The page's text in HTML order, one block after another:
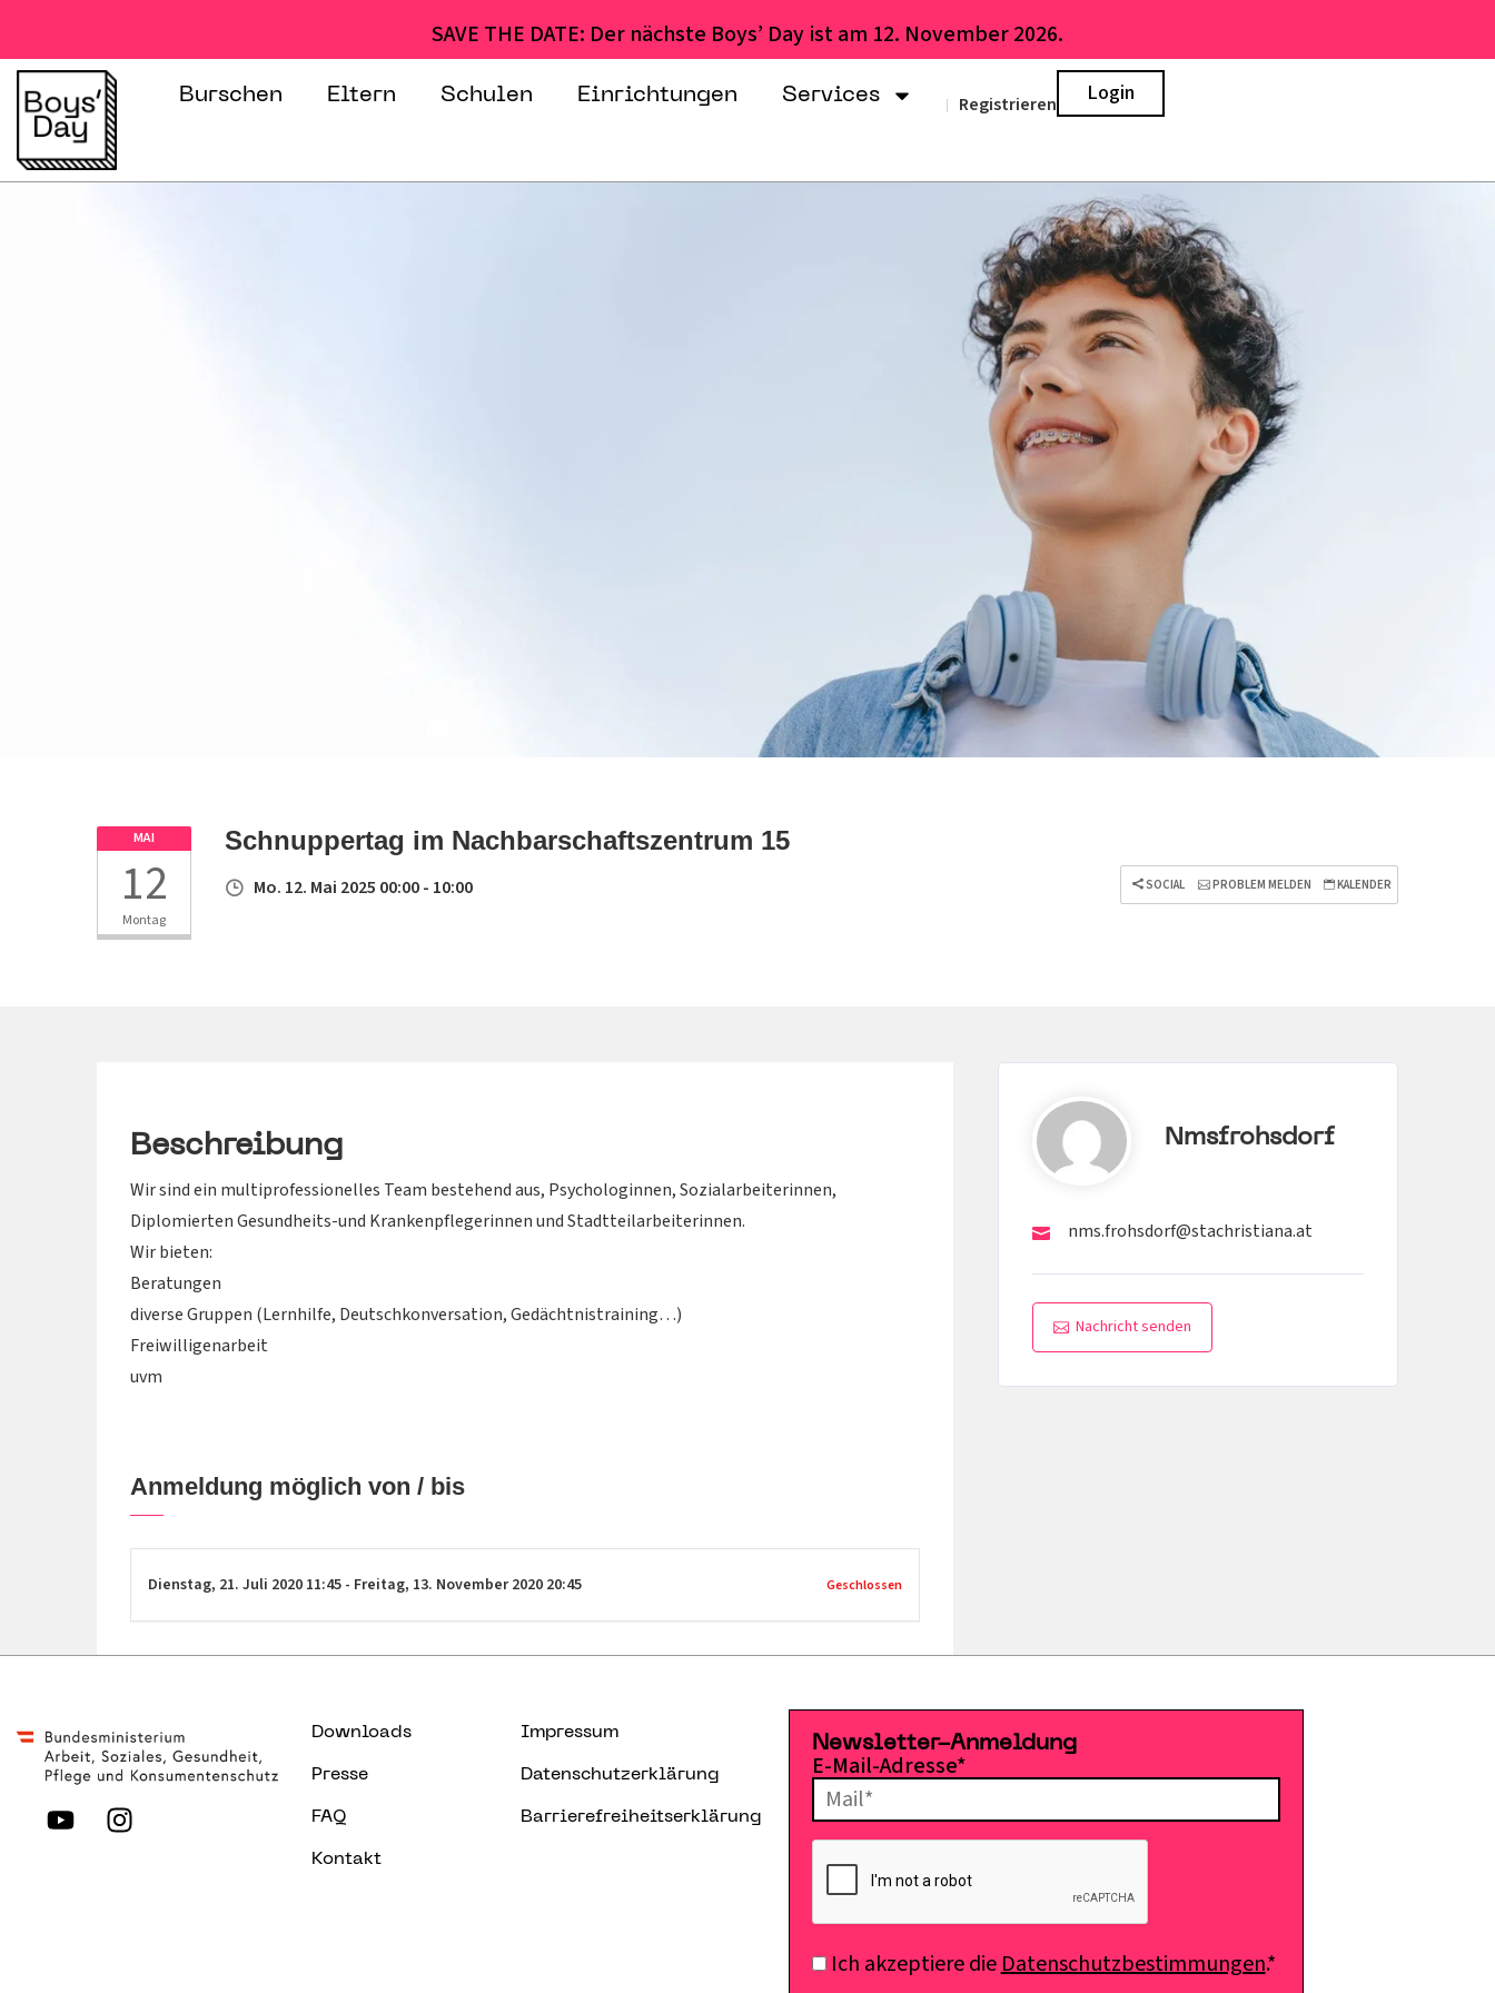
SAVE THE DATE: Der nächste Boys’ Day ist am 12. November 2026.
Burschen Eltern Schulen Einrichtungen Services | Registrieren Login
MAI
12
Montag
Schnuppertag im Nachbarschaftszentrum 15
Mo. 12. Mai 2025 00:00 - 10:00 SOCIAL PROBLEM MELDEN KALENDER
Beschreibung
Wir sind ein multiprofessionelles Team bestehend aus, Psychologinnen, Sozialarbeiterinnen,
Diplomierten Gesundheits-und Krankenpflegerinnen und Stadtteilarbeiterinnen.
Wir bieten:
Beratungen
diverse Gruppen (Lernhilfe, Deutschkonversation, Gedächtnistraining…)
Freiwilligenarbeit
uvm
Anmeldung möglich von / bis
Dienstag, 21. Juli 2020 11:45 - Freitag, 13. November 2020 20:45 Geschlossen
Nmsfrohsdorf
nms.frohsdorf@stachristiana.at
Nachricht senden
Downloads
Presse
FAQ
Kontakt
Impressum
Datenschutzerklärung
Barrierefreiheitserklärung
Newsletter-Anmeldung
E-Mail-Adresse*
Ich akzeptiere dieDatenschutzbestimmungen.*